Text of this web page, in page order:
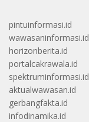
pintuinformasi.id
wawasaninformasi.id
horizonberita.id
portalcakrawala.id
spektruminformasi.id
aktualwawasan.id
gerbangfakta.id
infodinamika.id